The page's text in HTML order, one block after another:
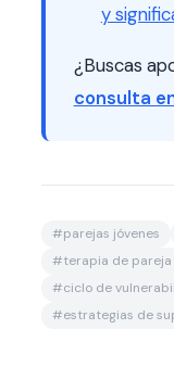
y
¿Buscas
consulta
#parejas jóvenes
#terapia de pareja
#ciclo de
#estrategias de